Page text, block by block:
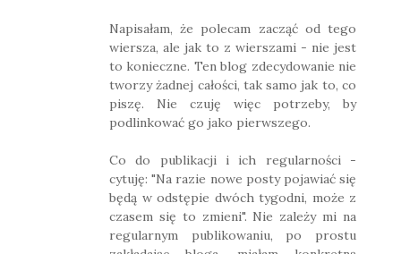
Napisałam, że polecam zacząć od tego
wiersza, ale jak to z wierszami - nie jest
to konieczne. Ten blog zdecydowanie nie
tworzy żadnej całości, tak samo jak to, co
piszę. Nie czuję więc potrzeby, by
podlinkować go jako pierwszego.
Co do publikacji i ich regularności -
cytuję: "Na razie nowe posty pojawiać się
będą w odstępie dwóch tygodni, może z
czasem się to zmieni". Nie zależy mi na
regularnym publikowaniu, po prostu